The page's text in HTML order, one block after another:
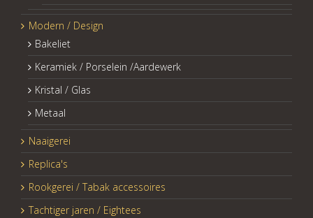
Modern / Design
Bakeliet
Keramiek / Porselein /Aardewerk
Kristal / Glas
Metaal
Naaigerei
Replica's
Rookgerei / Tabak accessoires
Tachtiger jaren / Eightees